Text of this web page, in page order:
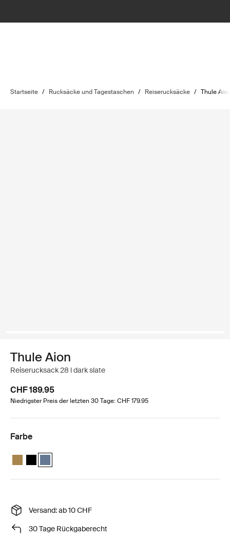
Startseite / Rucksäcke und Tagestaschen / Reiserucksäcke / Thule
Thule Aion
Reiserucksack 28 l dark slate
CHF 189.95
Niedrigster Preis der letzten 30 Tage: CHF 179.95
Farbe
Thule Aion travel backpack 28L Nutria brown
Thule Aion travel backpack 28L Schwarz
Thule Aion travel backpack 28L dunkler Schiefer (selected)
Versand: ab 10 CHF
30 Tage Rückgaberecht